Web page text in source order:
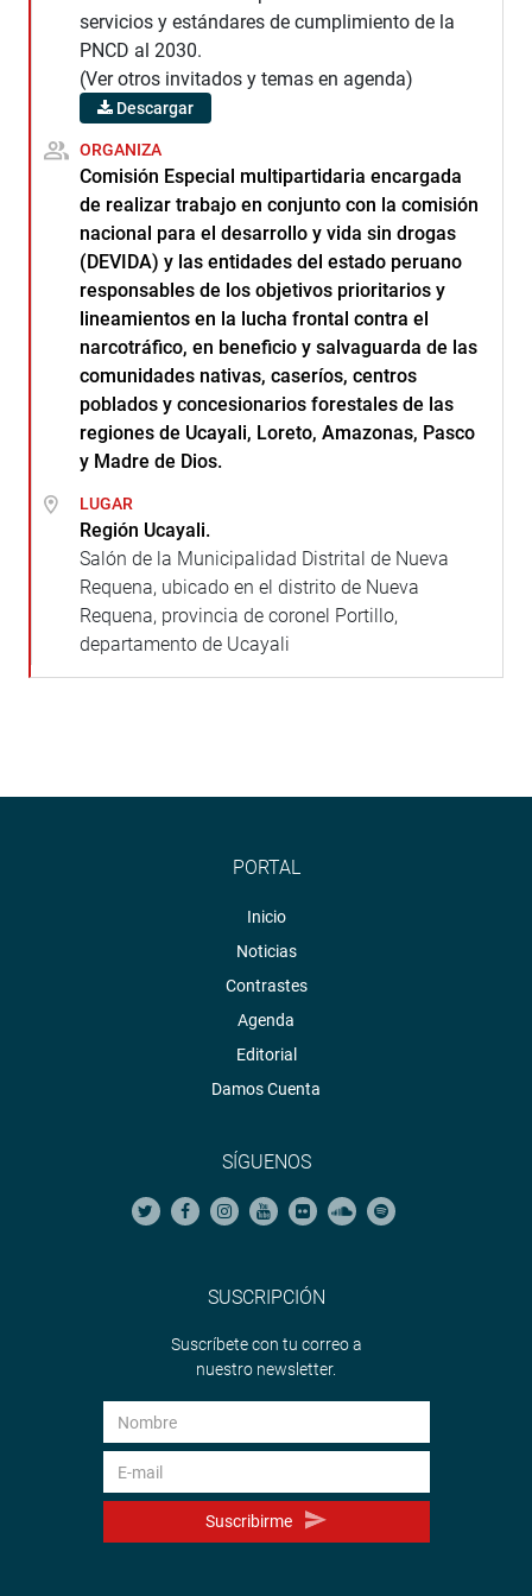
servicios y estándares de cumplimiento de la
PNCD al 2030.
(Ver otros invitados y temas en agenda)
Descargar
ORGANIZA
Comisión Especial multipartidaria encargada
de realizar trabajo en conjunto con la comisión
nacional para el desarrollo y vida sin drogas
(DEVIDA) y las entidades del estado peruano
responsables de los objetivos prioritarios y
lineamientos en la lucha frontal contra el
narcotráfico, en beneficio y salvaguarda de las
comunidades nativas, caseríos, centros
poblados y concesionarios forestales de las
regiones de Ucayali, Loreto, Amazonas, Pasco
y Madre de Dios.
LUGAR
Región Ucayali.
Salón de la Municipalidad Distrital de Nueva
Requena, ubicado en el distrito de Nueva
Requena, provincia de coronel Portillo,
departamento de Ucayali
PORTAL
Inicio
Noticias
Contrastes
Agenda
Editorial
Damos Cuenta
SÍGUENOS
SUSCRIPCIÓN
Suscríbete con tu correo a
nuestro newsletter.
Suscribirme